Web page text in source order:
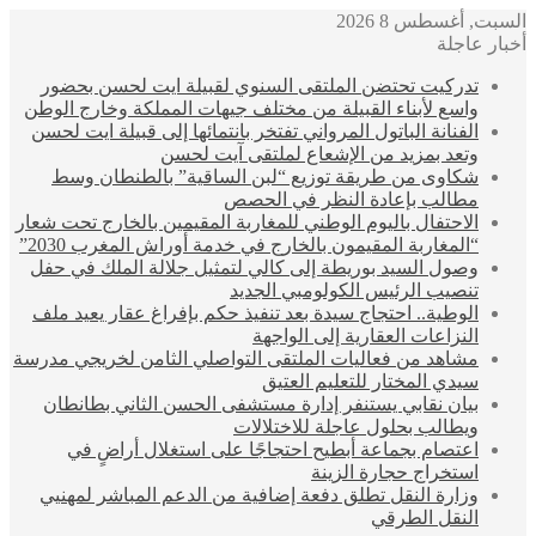
السبت, أغسطس 8 2026
أخبار عاجلة
تدركيت تحتضن الملتقى السنوي لقبيلة ايت لحسن بحضور
واسع لأبناء القبيلة من مختلف جيهات المملكة وخارج الوطن
الفنانة الباتول المرواني تفتخر بانتمائها إلى قبيلة ايت لحسن
وتعد بمزيد من الإشعاع لملتقى آيت لحسن
شكاوى من طريقة توزيع “لبن الساقية” بالطنطان وسط
مطالب بإعادة النظر في الحصص
الاحتفال باليوم الوطني للمغاربة المقيمين بالخارج تحت شعار
“المغاربة المقيمون بالخارج في خدمة أوراش المغرب 2030”
وصول السيد بوريطة إلى كالي لتمثيل جلالة الملك في حفل
تنصيب الرئيس الكولومبي الجديد
الوطية.. احتجاج سيدة بعد تنفيذ حكم بإفراغ عقار يعيد ملف
النزاعات العقارية إلى الواجهة
مشاهد من فعاليات الملتقى التواصلي الثامن لخريجي مدرسة
سيدي المختار للتعليم العتيق
بيان نقابي يستنفر إدارة مستشفى الحسن الثاني بطانطان
ويطالب بحلول عاجلة للاختلالات
اعتصام بجماعة أبطيح احتجاجًا على استغلال أراضٍ في
استخراج حجارة الزينة
وزارة النقل تطلق دفعة إضافية من الدعم المباشر لمهنيي
النقل الطرقي